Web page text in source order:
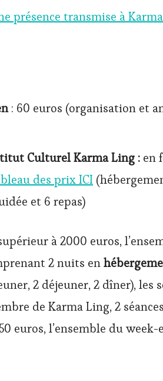
présence transmise à
: 60 euros (organisation et
Culturel Karma Ling : en
des prix ICI
et 6 repas)
à 2000 euros,
2 nuits en
2 déjeuner, 2 dîner), les
de Karma Ling, 2
euros, l’ensemble du